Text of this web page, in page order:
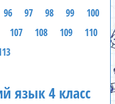
96 97 98 99
100
107 108 109
110
язык 4 класс